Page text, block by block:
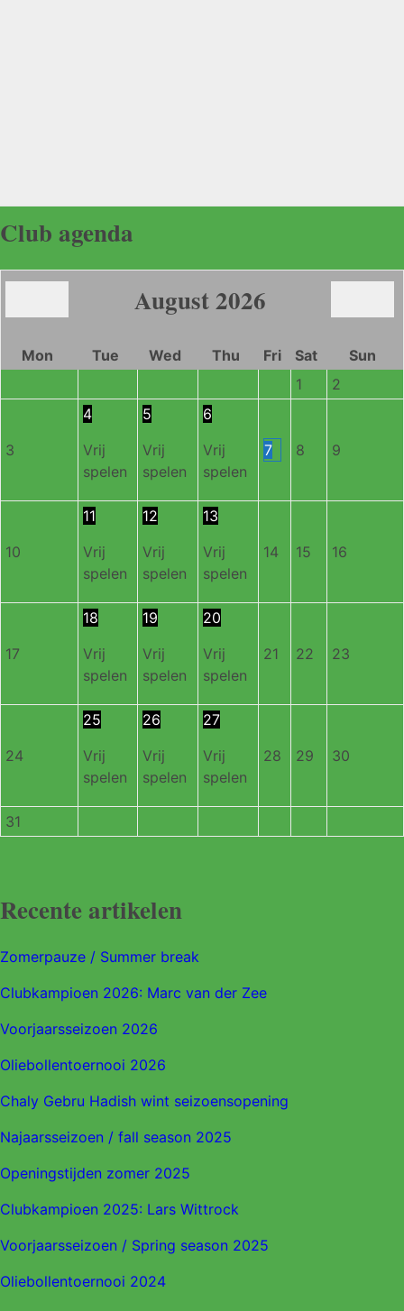
Club agenda
August2026
Mon Tue Wed Thu Fri Sat
Sun
1
2
3
4
Vrij
spelen
5
Vrij
spelen
6
Vrij
spelen
7 8 9
10
11
Vrij
spelen
12
Vrij
spelen
13
Vrij
spelen
14 15 16
17
18
Vrij
spelen
19
Vrij
spelen
20
Vrij
spelen
21 22 23
24
25
Vrij
spelen
26
Vrij
spelen
27
Vrij
spelen
28 29 30
31
Recente artikelen
Zomerpauze / Summer break
Clubkampioen 2026: Marc van der Zee
Voorjaarsseizoen 2026
Oliebollentoernooi 2026
Chaly Gebru Hadish wint seizoensopening
Najaarsseizoen / fall season 2025
Openingstijden zomer 2025
Clubkampioen 2025: Lars Wittrock
Voorjaarsseizoen / Spring season 2025
Oliebollentoernooi 2024